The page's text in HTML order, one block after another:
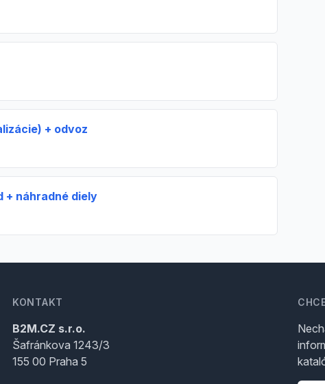
+ odvoz
+ náhradné diely
KONTAKT
B2M.CZ s.r.o.
Šafránkova 1243/3
155 00 Praha 5